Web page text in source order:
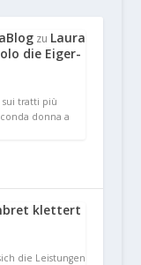
zu Laura
die Eiger-
sui tratti più
donna a
klettert
die Leistungen